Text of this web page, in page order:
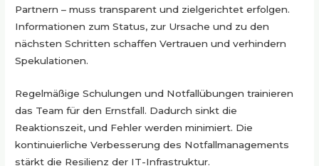
Partnern – muss transparent und zielgerichtet erfolgen.
Informationen zum Status, zur Ursache und zu den
nächsten Schritten schaffen Vertrauen und verhindern
Spekulationen.
Regelmäßige Schulungen und Notfallübungen trainieren
das Team für den Ernstfall. Dadurch sinkt die
Reaktionszeit, und Fehler werden minimiert. Die
kontinuierliche Verbesserung des Notfallmanagements
stärkt die Resilienz der IT-Infrastruktur.